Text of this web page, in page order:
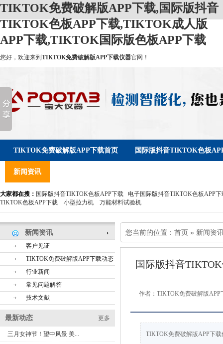
TIKTOK免费破解版APP下载,国际版抖音
TIKTOK色板APP下载,TIKTOK成人版
APP下载,TIKTOK国际版色板APP下载
您好，欢迎来到 TIKTOK免费破解版APP下载仪器官网！
TIKTOK免费破解版APP下载首页 国际版抖音TIKTOK色板
新闻资讯
大家都在搜： 国际版抖音TIKTOK色板APP下载
电子国际版抖音TIKTOK色板APP下
TIKTOK色板APP下载
小型拉力机 万能材料试验机
新闻资讯
客户见证
TIKTOK免费破解版APP下载动态
行业新闻
常见问题解答
技术文献
最新动态 更多
三月女神节！望中风景 美...
您当前的位置： 首页 » 新闻资
国际版抖音
作者：TIKTOK免费破解版
TIKTOK免费破解版APP下载仪